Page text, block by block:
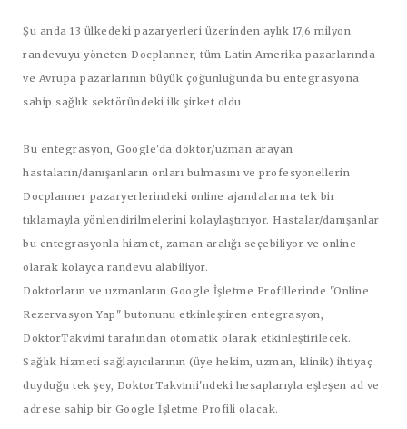
Şu anda 13 ülkedeki pazaryerleri üzerinden aylık 17,6 milyon
randevuyu yöneten Docplanner, tüm Latin Amerika pazarlarında
ve Avrupa pazarlarının büyük çoğunluğunda bu entegrasyona
sahip sağlık sektöründeki ilk şirket oldu.
Bu entegrasyon, Google'da doktor/uzman arayan
hastaların/danışanların onları bulmasını ve profesyonellerin
Docplanner pazaryerlerindeki online ajandalarına tek bir
tıklamayla yönlendirilmelerini kolaylaştırıyor. Hastalar/danışanlar
bu entegrasyonla hizmet, zaman aralığı seçebiliyor ve online
olarak kolayca randevu alabiliyor.
Doktorların ve uzmanların Google İşletme Profillerinde "Online
Rezervasyon Yap" butonunu etkinleştiren entegrasyon,
DoktorTakvimi tarafından otomatik olarak etkinleştirilecek.
Sağlık hizmeti sağlayıcılarının (üye hekim, uzman, klinik) ihtiyaç
duyduğu tek şey, DoktorTakvimi'ndeki hesaplarıyla eşleşen ad ve
adrese sahip bir Google İşletme Profili olacak.